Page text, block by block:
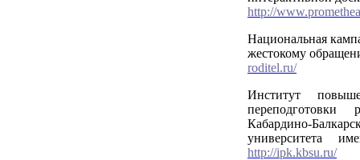
http://
Национальная
жестокому
roditel.ru/
Институт
переподготовки
Кабардино-
университета
http://ipk.kbsu.ru/